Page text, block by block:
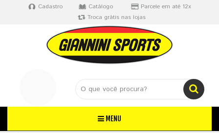
Cadastro Catálogo
Parcele em até 12x
Troca grátis nas lojas
MENU